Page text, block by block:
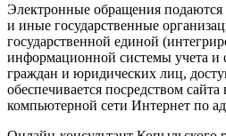
Электронные обращения подаются
и иные государственные
государственной единой
информационной системы учета и
граждан и юридических лиц,
обеспечивается посредством сайта
компьютерной сети Интернет по